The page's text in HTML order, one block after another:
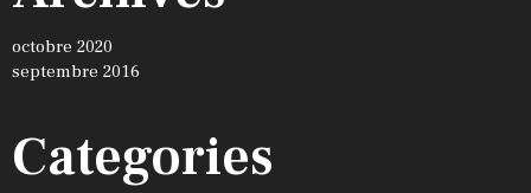
octobre 2020
septembre 2016
Categories